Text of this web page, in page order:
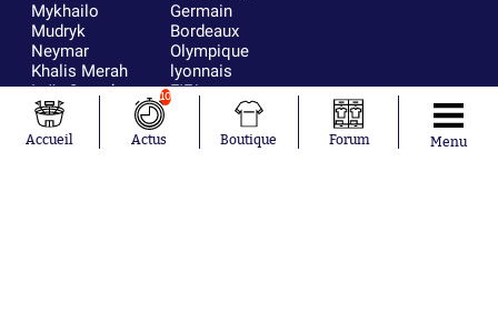
Mykhailo
Mudryk
Neymar
Khalis Merah
Loïs Openda
Moussa
Niakhaté
Nicolás
Germain
Bordeaux
Olympique
lyonnais
FIFA
Real Madrid
RC Strasbourg
AC Milan
Accueil
10
Actus Boutique Forum Menu